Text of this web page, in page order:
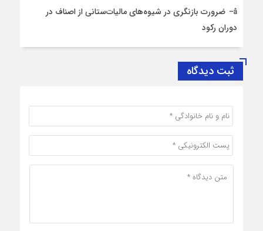
ضرورت بازنگری در شیوه‌های مالیات‌ستانی از اصناف در
دوران رکود
ثبت دیدگاه